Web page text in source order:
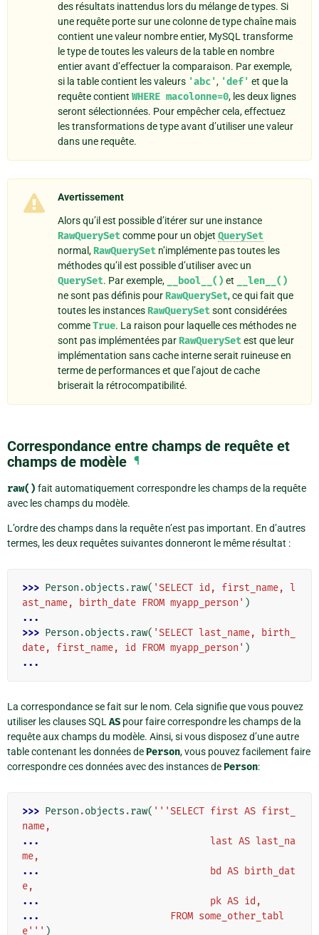
des résultats inattendus lors du mélange de types. Si
une requête porte sur une colonne de type chaîne mais
contient une valeur nombre entier, MySQL transforme
le type de toutes les valeurs de la table en nombre
entier avant d’effectuer la comparaison. Par exemple,
si la table contient les valeurs 'abc', 'def' et que la
requête contient WHERE macolonne=0, les deux lignes
seront sélectionnées. Pour empêcher cela, effectuez
les transformations de type avant d’utiliser une valeur
dans une requête.
Avertissement
Alors qu’il est possible d’itérer sur une instance
RawQuerySetcomme pour un objet QuerySet
normal,RawQuerySet n’implémente pas toutes les
méthodes qu’il est possible d’utiliser avec un
QuerySet. Par exemple, __bool__() et __len__()
ne sont pas définis pourRawQuerySet, ce qui fait que
toutes les instancesRawQuerySetsont considérées
commeTrue. La raison pour laquelle ces méthodes ne
sont pas implémentées parRawQuerySetest que leur
implémentation sans cache interne serait ruineuse en
terme de performances et que l’ajout de cache
briserait la rétrocompatibilité.
Correspondance entre champs de requête et
champs de modèle ¶
raw() fait automatiquement correspondre les champs de la requête
avec les champs du modèle.
L’ordre des champs dans la requête n’est pas important. En d’autres
termes, les deux requêtes suivantes donneront le même résultat :
>>> Person .objects .raw( 'SELECT id, first_name, l
ast_name, birth_date FROM myapp_person' )
...
>>> Person .objects .raw( 'SELECT last_name, birth_
date, first_name, id FROM myapp_person' )
...
La correspondance se fait sur le nom. Cela signifie que vous pouvez
utiliser les clauses SQL AS pour faire correspondre les champs de la
requête aux champs du modèle. Ainsi, si vous disposez d’une autre
table contenant les données dePerson, vous pouvez facilement faire
correspondre ces données avec des instances dePerson:
>>> Person .objects .raw( '''SELECT first AS first_
name,
...
                             last AS last_na
me,
...
                             bd AS birth_dat
e,
...
                             pk AS id,
...
                      FROM some_other_tabl
e''' )